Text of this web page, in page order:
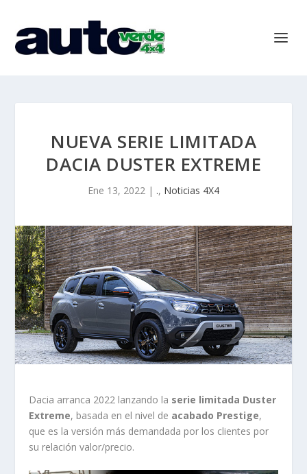
NUEVA SERIE LIMITADA
DACIA DUSTER EXTREME
Ene 13, 2022 | ., Noticias 4X4
Dacia arranca 2022 lanzando la serie limitada Duster
Extreme, basada en el nivel de acabado Prestige,
que es la versión más demandada por los clientes por
su relación valor/precio.